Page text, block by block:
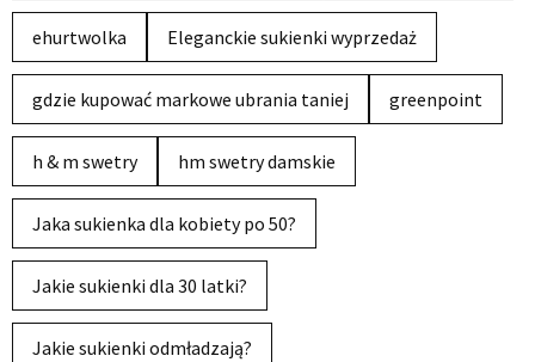
ehurtwolka Eleganckie sukienki wyprzedaż
gdzie kupować markowe ubrania taniej greenpoint
h & m swetry hm swetry damskie
Jaka sukienka dla kobiety po 50?
Jakie sukienki dla 30 latki?
Jakie sukienki odmładzają?